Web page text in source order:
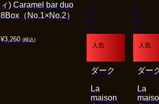
¥3,260 (税込)
ィ) Caramel bar duo
8Box（No.1×No.2）
人気
La
maison
ダーク
人気
La
ダー